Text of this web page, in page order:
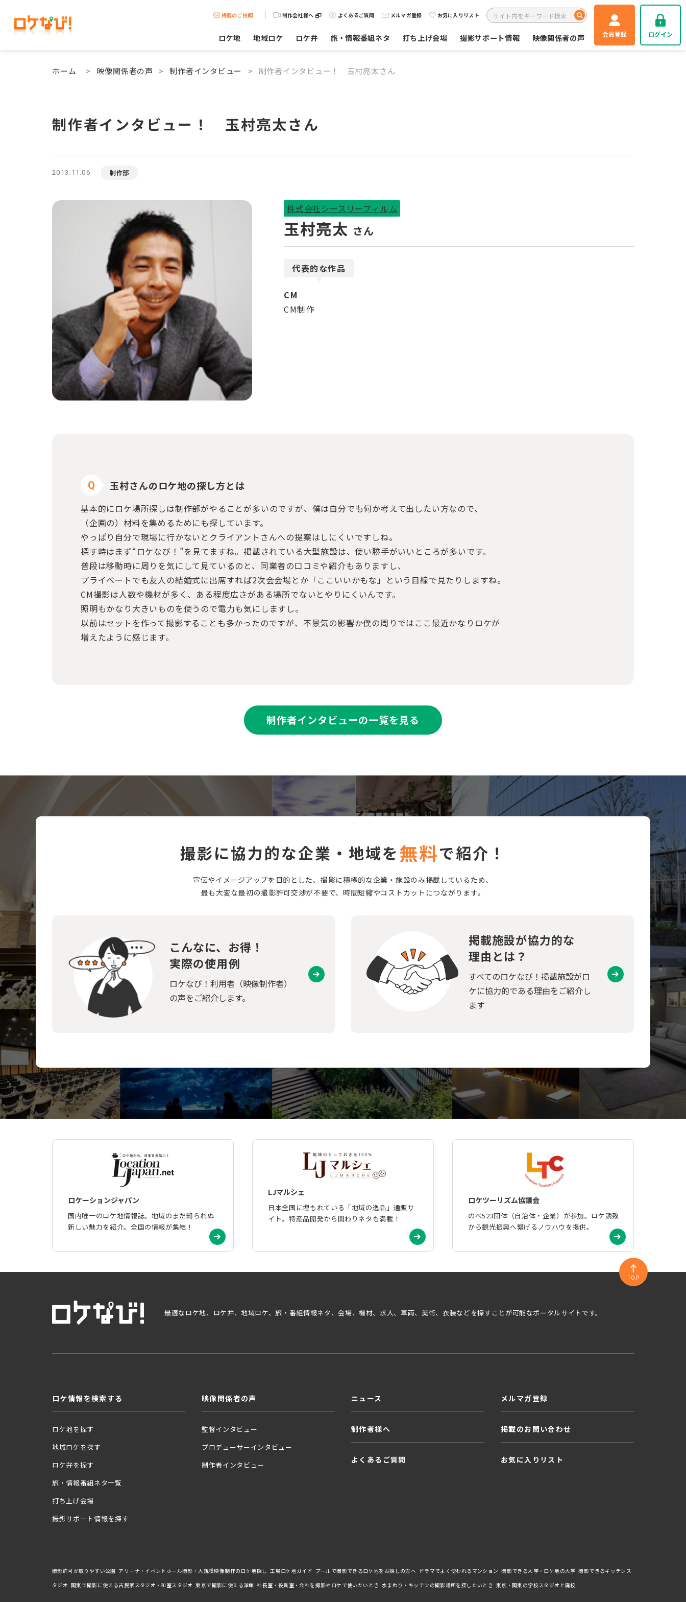
掲載のご依頼 制作会社様へ よくあるご質問 メルマガ登録 お気に入りリスト
ロケ地 地域ロケ ロケ弁 旅・情報番組ネタ 打ち上げ会場 撮影サポート情報 映像関係者の声 会員登録 ログイン
ホーム > 映像関係者の声 > 制作者インタビュー > 制作者インタビュー！ 玉村亮太さん
制作者インタビュー！ 玉村亮太さん
2013.11.06 制作部
株式会社シースリーフィルム
玉村亮太 さん
代表的な作品
CM
CM制作
Q 玉村さんのロケ地の探し方とは
基本的にロケ場所探しは制作部がやることが多いのですが、僕は自分でも何か考えて出したい方なので、
（企画の）材料を集めるためにも探しています。
やっぱり自分で現場に行かないとクライアントさんへの提案はしにくいですしね。
探す時はまず“ロケなび！”を見てますね。掲載されている大型施設は、使い勝手がいいところが多いです。
普段は移動時に周りを気にして見ているのと、同業者の口コミや紹介もありますし、
プライベートでも友人の結婚式に出席すれば2次会会場とか「ここいいかもな」という目線で見たりしますね。
CM撮影は人数や機材が多く、ある程度広さがある場所でないとやりにくいんです。
照明もかなり大きいものを使うので電力も気にしますし。
以前はセットを作って撮影することも多かったのですが、不景気の影響か僕の周りではここ最近かなりロケが
増えたように感じます。
制作者インタビューの一覧を見る
撮影に協力的な企業・地域を無料で紹介！
宣伝やイメージアップを目的とした、撮影に積極的な企業・施設のみ掲載しているため、
最も大変な最初の撮影許可交渉が不要で、時間短縮やコストカットにつながります。
こんなに、お得！
実際の使用例
ロケなび！利用者（映像制作者）
の声をご紹介します。
掲載施設が協力的な
理由とは？
すべてのロケなび！掲載施設がロ
ケに協力的である理由をご紹介し
ます
ロケーションジャパン
国内唯一のロケ地情報誌。地域のまだ知られぬ
新しい魅力を紹介。全国の情報が集結！
LJマルシェ
日本全国に埋もれている「地域の逸品」通販サ
イト。特産品開発から関わりネタも満載！
ロケツーリズム協議会
のべ523団体（自治体・企業）が参加。ロケ誘致
から観光振興へ繋げるノウハウを提供。
TOP
最適なロケ地、ロケ弁、地域ロケ、旅・番組情報ネタ、会場、機材、求人、車両、美術、衣装などを探すことが可能なポータルサイトです。
ロケ情報を検索する
ロケ地を探す
地域ロケを探す
ロケ弁を探す
旅・情報番組ネタ一覧
打ち上げ会場
撮影サポート情報を探す
映像関係者の声
監督インタビュー
プロデューサーインタビュー
制作者インタビュー
ニュース
制作者様へ
よくあるご質問
メルマガ登録
掲載のお問い合わせ
お気に入りリスト
撮影許可が取りやすい公園 アリーナ・イベントホール撮影・大規模映像制作のロケ地探し 工場ロケ地ガイド プールで撮影できるロケ地をお探しの方へ ドラマでよく使われるマンション 撮影できる大学・ロケ地の大学 撮影できるキッチンス
タジオ 関東で撮影に使える古民家スタジオ・和室スタジオ 東京で撮影に使える洋館 社長室・役員室・会社を撮影やロケで使いたいとき 水まわり・キッチンの撮影場所を探したいとき 東京・関東の学校スタジオと廃校